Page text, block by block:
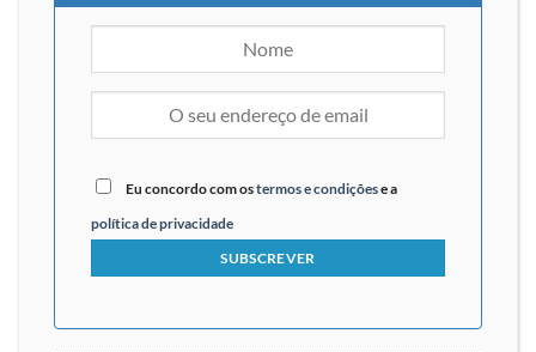
Eu concordo com ostermos e condiçõese a
política de privacidade